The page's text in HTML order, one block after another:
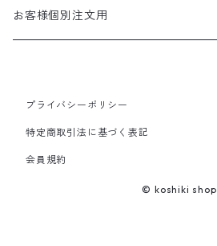
櫻井家の創作こけし
Hagoromo
Kaguya
季節人形・飾り
木地人形
座雛
華珠
貴心松華
親王飾り〔道具付き〕
五人飾り
段飾り
親王飾りセット
花つむぎ
親王飾り〔道具付き〕
花がさね
本
手ぬぐい
食べもの
お客様個別注文用
プライバシーポリシー
特定商取引法に基づく表記
会員規約
© koshiki shop